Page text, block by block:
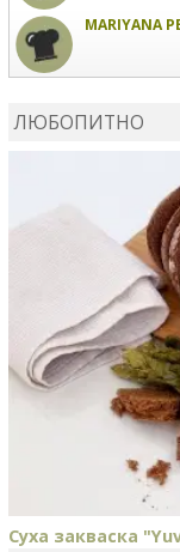
MARIYANA
ЛЮБОПИТНО
Суха закваска